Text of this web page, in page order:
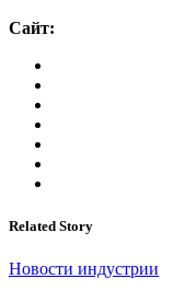
Сайт:
Related Story
Новости индустрии